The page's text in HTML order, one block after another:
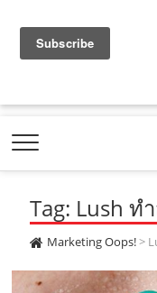
a
e
b
o
o
k
.
o
t
b
e
.
c
.
o
e
m
e
t
g
r
a
m
DIGITAL |
Tag: Lush ท
Marketing Oops!>